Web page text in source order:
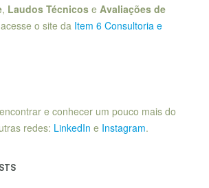
, Laudos Técnicos e Avaliações de
o site da Item 6 Consultoria e
e conhecer um pouco mais do
redes: LinkedIn e Instagram.